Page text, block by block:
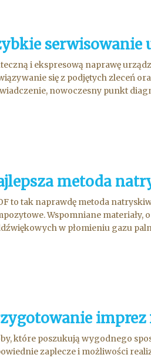
serwisowanie
i ekspresową naprawę
się z podjętych zleceń
nowoczesny punkt
metoda
to tak naprawdę metoda
Wspomniane materiały,
w płomieniu gazu
które poszukują wygodnego
zaplecze i możliwości